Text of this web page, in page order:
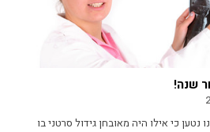
שנה!
כי אילו היה מאובחן גידול סרטני בו